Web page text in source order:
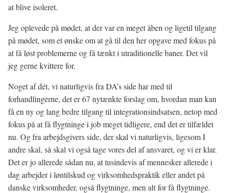
at blive isoleret.
Jeg oplevede på mødet, at der var en meget åben og ligetil tilgang
på mødet, som et ønske om at gå til den her opgave med fokus på
at få løst problemerne og få tænkt i utraditionelle baner. Det vil
jeg gerne kvittere for.
Noget af dét, vi naturligvis fra DA’s side har med til
forhandlingerne, det er 67 nytænkte forslag om, hvordan man kan
få en ny og lang bedre tilgang til integrationsindsatsen, netop med
fokus på at få flygtninge i job meget tidligere, end det er tilfældet
nu. Og fra arbejdsgivers side, der skal vi naturligvis, ligesom I
andre skal, så skal vi også tage vores del af ansvaret, og vi er klar.
Det er jo allerede sådan nu, at tusindevis af mennesker allerede i
dag arbejder i løntilskud og virksomhedspraktik eller andet på
danske virksomheder, også flygtninge, men alt for få flygtninge.